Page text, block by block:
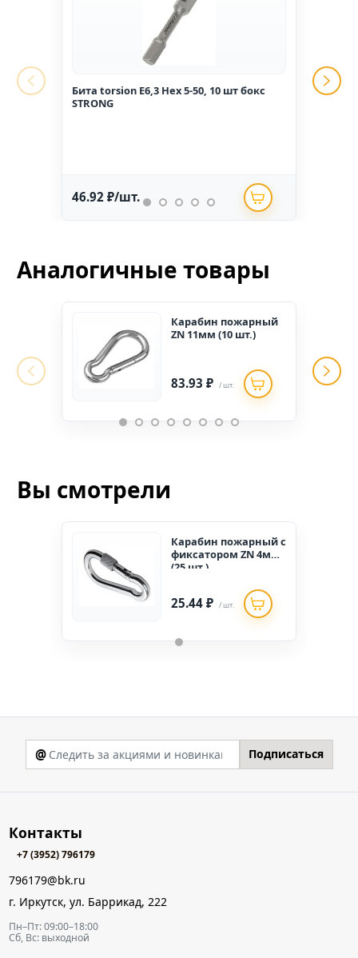
Бита torsion E6,3 Hex 5-50, 10 шт бокс
STRONG
46.92 ₽/шт.
Аналогичные товары
Карабин пожарный
ZN 11мм (10 шт.)
83.93 ₽ / шт.
Вы смотрели
Карабин пожарный с
фиксатором ZN 4мм
(25 шт.)
25.44 ₽ / шт.
@ Подписаться
Контакты
+7 (3952) 796179
796179@bk.ru
г. Иркутск, ул. Баррикад, 222
Пн–Пт: 09:00–18:00
Сб, Вс: выходной